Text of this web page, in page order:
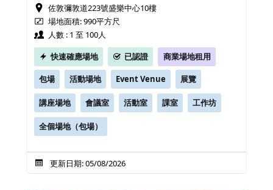
佐敦彌敦道223號盛樂中心10樓
場地面積: 990平方尺
人數 : 1 至 100人
快速確應場地
已認證 商業場地租用
包場 活動場地 Event Venue 展覽
講座場地 會議室 活動室 課室 工作坊
全個場地（包場）
更新日期: 05/08/2026